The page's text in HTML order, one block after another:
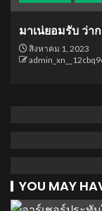
มาเน่ยอมรับ ว่า
สิงหาคม 1, 2023
YOU MAY